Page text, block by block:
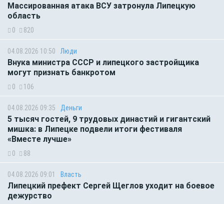
Массированная атака ВСУ затронула Липецкую
область
0 820
04.08.2026 10:50 Люди
Внука министра СССР и липецкого застройщика
могут признать банкротом
0 106
04.08.2026 09:35 Деньги
5 тысяч гостей, 9 трудовых династий и гигантский
мишка: в Липецке подвели итоги фестиваля
«Вместе лучше»
0 88
04.08.2026 09:01 Власть
Липецкий префект Сергей Щеглов уходит на боевое
дежурство